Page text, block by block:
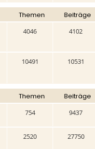
Themen Beiträge
4046 4102
10491 10531
Themen Beiträge
754 9437
2520 27750